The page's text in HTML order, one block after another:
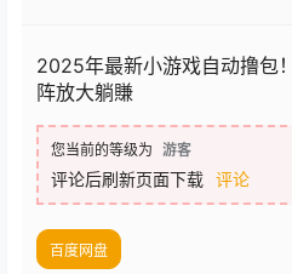
2025年最新小游戏自动撸包
阵放大躺賺
您当前的等级为 游客
评论后刷新页面下载 评论
百度网盘